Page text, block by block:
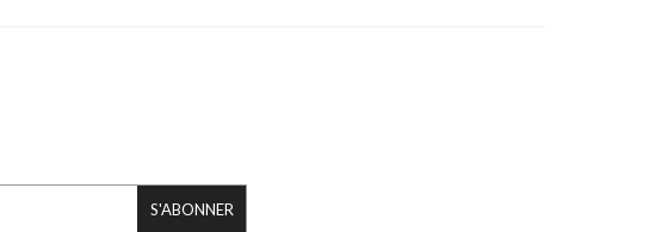
S'ABONNER